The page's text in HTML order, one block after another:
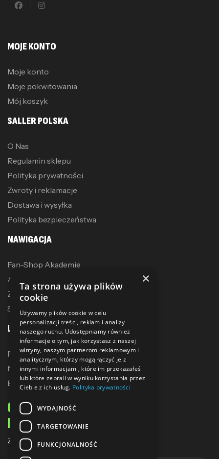
MOJE KONTO
Moje konto
Moje pokwitowania
Mój koszyk
SALLER POLSKA
O Nas
Regulamin sklepu
Polityka prywatności
Zwroty i reklamacje
Dostawa i wysyłka
Polityka bezpieczeństwa
NAWIGACJA
Fan-Shop Akademie
Akcesoria treningowe
Zostań dystrybutorem
Sublimacja
LINKI
Promocje
Nowe produkty
Bestsellery
ODBIERZ 10% ZNIŻKI
NA PIERWSZE ZAKUPY
Zapisz się do naszego newslettera
×
Ta strona używa plików
cookie
Używamy plików cookie w celu
personalizacji treści, reklam i analizy
naszego ruchu. Udostępniamy również
informacje o tym, jak korzystasz z naszej
witryny, naszym partnerom reklamowym i
analitycznym, którzy mogą łączyć je z
innymi informacjami, które im przekazałeś
lub które zebrali w wyniku korzystania przez
Ciebie z ich usług. Polityka prywatności
WYDAJNOŚĆ
TARGETOWANIE
FUNKCJONALNOŚĆ